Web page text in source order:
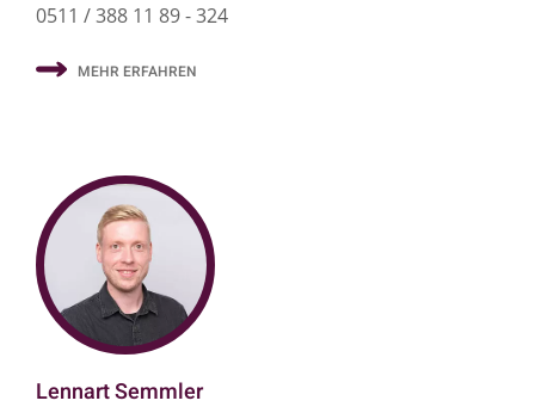
0511 / 388 11 89 - 324
MEHR ERFAHREN
Lennart Semmler